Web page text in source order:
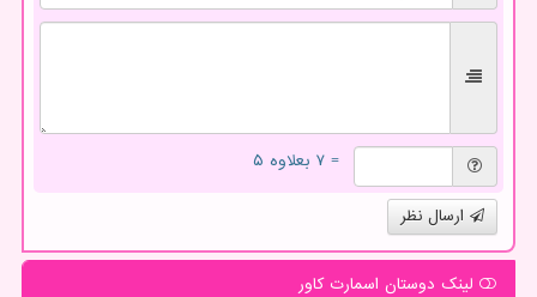
= ۷ بعلاوه ۵
ارسال نظر
لینک دوستان اسمارت كاور